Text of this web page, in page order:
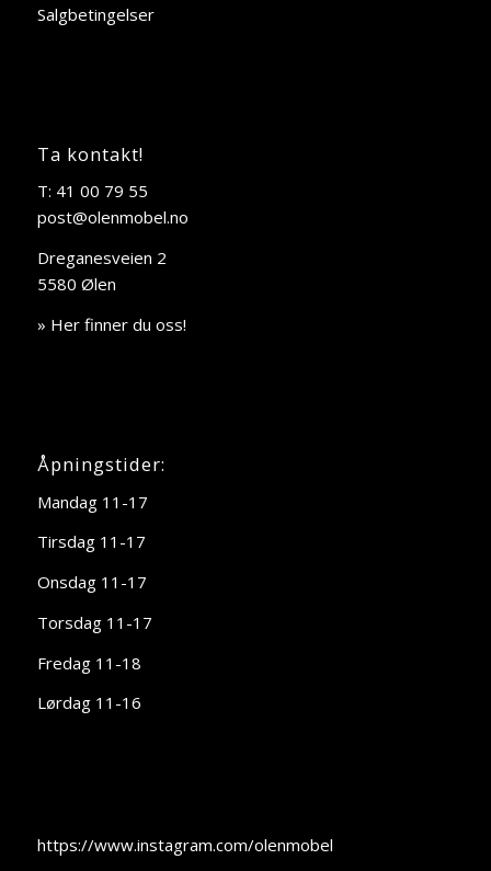
Salgbetingelser
Ta kontakt!
T: 41 00 79 55
post@olenmobel.no
Dreganesveien 2
5580 Ølen
» Her finner du oss!
Åpningstider:
Mandag 11-17
Tirsdag 11-17
Onsdag 11-17
Torsdag 11-17
Fredag 11-18
Lørdag 11-16
https://www.instagram.com/olenmobel